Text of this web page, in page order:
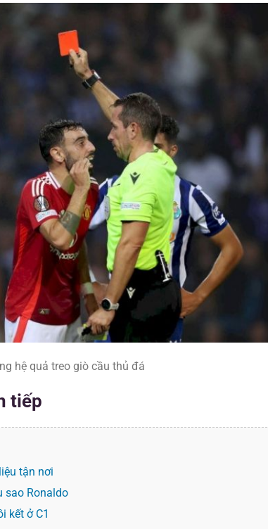
hệ quả treo giò cầu thủ đá
tiếp
tận nơi
sao Ronaldo
kết ở C1